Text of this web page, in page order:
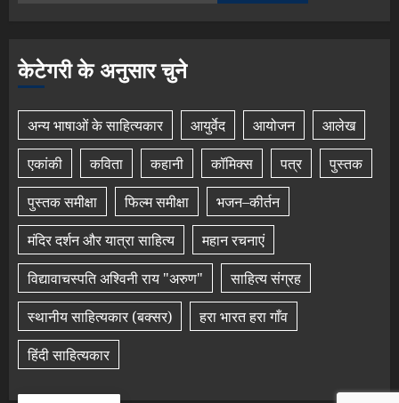
केटेगरी के अनुसार चुने
अन्य भाषाओं के साहित्यकार आयुर्वेद आयोजन
आलेख
एकांकी
कविता कहानी कॉमिक्स पत्र
पुस्तक
पुस्तक समीक्षा
फिल्म समीक्षा
भजन–कीर्तन
मंदिर दर्शन और यात्रा साहित्य
महान रचनाएं
विद्यावाचस्पति अश्विनी राय "अरुण"
साहित्य संग्रह
स्थानीय साहित्यकार (बक्सर)
हरा भारत हरा गाँव
हिंदी साहित्यकार